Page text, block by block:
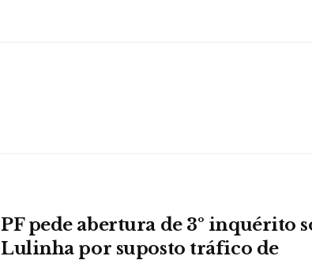
PF pede abertura de 3º inquérito
Lulinha por suposto tráfico de